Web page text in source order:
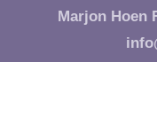
Marjon Hoen